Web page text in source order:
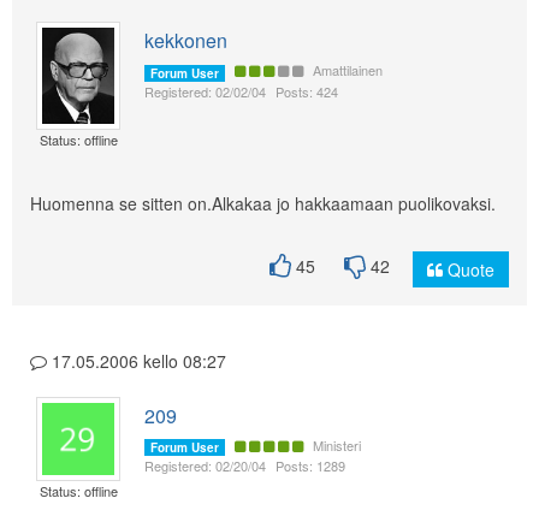
Status: offline
kekkonen
Forum User
Amattilainen
Registered: 02/02/04 Posts: 424
Huomenna se sitten on.Alkakaa jo hakkaamaan puolikovaksi.
45 42 Quote
17.05.2006 kello 08:27
Status: offline
209
Forum User
Ministeri
Registered: 02/20/04 Posts: 1289